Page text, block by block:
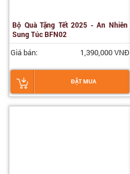
Bộ Quà Tặng Tết 2025 - An Nhiên
Sung Túc BFN02
Giá bán: 1,390,000 VNĐ
ĐẶT MUA